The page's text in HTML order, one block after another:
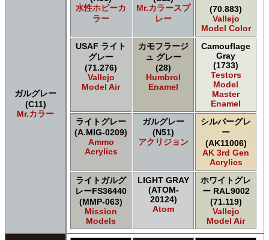
ガルグレー
(C11)
Mr.カラー
水性ホビーカ
ラー
Mr.カラースプ
レー
(70.883)
Vallejo
Model Color
USAF ライト
グレー
(71.276)
Vallejo
Model Air
カモフラージ
ュ グレー
(28)
Humbrol
Enamel
Camouflage
Gray
(1733)
Testors
Model
Master
Enamel
ライトグレー
(A.MIG-0209)
Ammo
Acrylics
ガルグレー
(N51)
アクリジョン
シルバーグレ
ー
(AK11006)
AK 3rd Gen
Acrylics
ライトガルグ
レーFS36440
(MMP-063)
Mission
Models
LIGHT GRAY
(ATOM-
20124)
Atom
ホワイトグレ
ー RAL9002
(71.119)
Vallejo
Model Air